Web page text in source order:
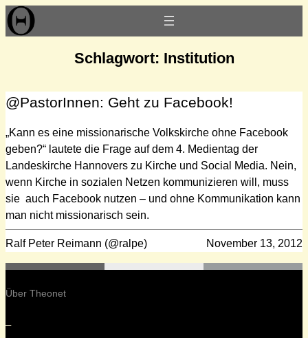
Zum
Inhalt
Schlagwort: Institution
@PastorInnen: Geht zu Facebook!
„Kann es eine missionarische Volkskirche ohne Facebook
geben?“ lautete die Frage auf dem 4. Medientag der
Landeskirche Hannovers zu Kirche und Social Media. Nein,
wenn Kirche in sozialen Netzen kommunizieren will, muss
sie auch Facebook nutzen – und ohne Kommunikation kann
man nicht missionarisch sein.
Ralf Peter Reimann (@ralpe) November 13, 2012
Über Theonet
–